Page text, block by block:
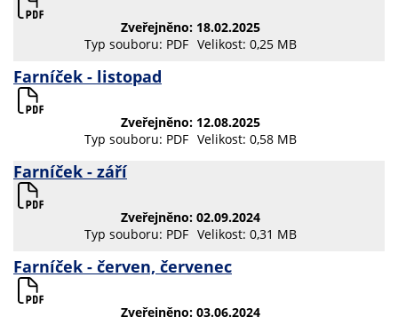
Zveřejněno: 18.02.2025
Typ souboru: PDF Velikost: 0,25 MB
Farníček - listopad
Zveřejněno: 12.08.2025
Typ souboru: PDF Velikost: 0,58 MB
Farníček - září
Zveřejněno: 02.09.2024
Typ souboru: PDF Velikost: 0,31 MB
Farníček - červen, červenec
Zveřejněno: 03.06.2024